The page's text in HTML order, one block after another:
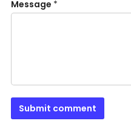
Message *
Submit comment